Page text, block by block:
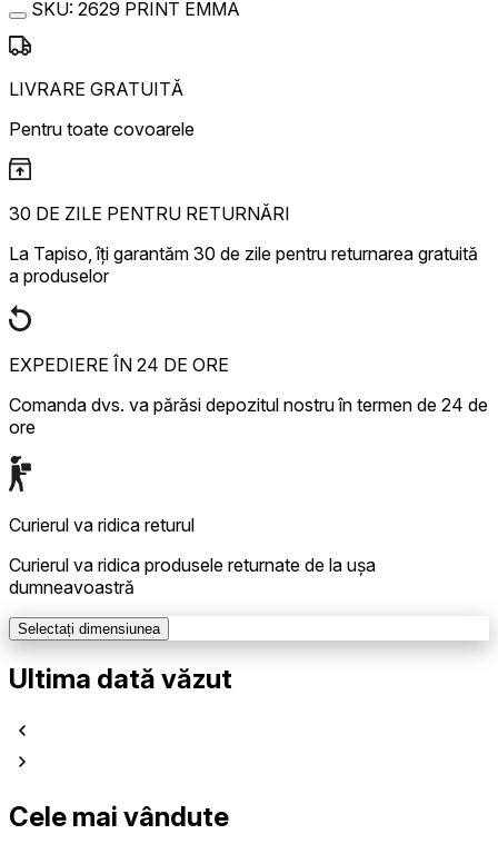
SKU: 2629 PRINT EMMA
LIVRARE GRATUITĂ
Pentru toate covoarele
30 DE ZILE PENTRU RETURNĂRI
La Tapiso, îți garantăm 30 de zile pentru returnarea gratuită
a produselor
EXPEDIERE ÎN 24 DE ORE
Comanda dvs. va părăsi depozitul nostru în termen de 24 de
ore
Curierul va ridica returul
Curierul va ridica produsele returnate de la ușa
dumneavoastră
Selectați dimensiunea
Ultima dată văzut
Cele mai vândute